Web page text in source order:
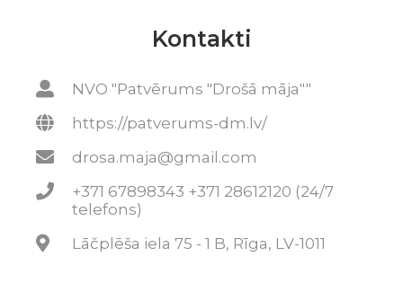
Kontakti
NVO "Patvērums "Drošā māja""
https://patverums-dm.lv/
drosa.maja@gmail.com
+371 67898343 +371 28612120 (24/7
telefons)
Lāčplēša iela 75 - 1 B, Rīga, LV-1011